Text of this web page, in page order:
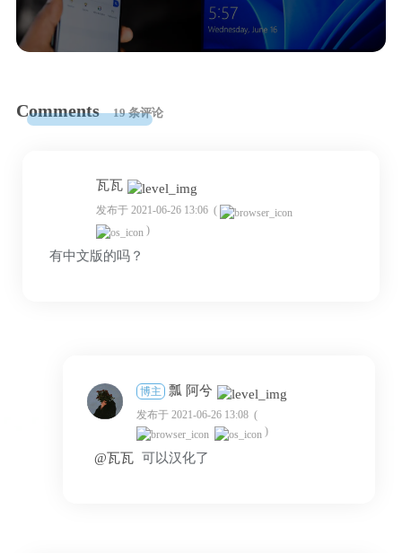
Comments 19 条评论
瓦瓦
发布于 2021-06-26 13:06 (
)
有中文版的吗？
博主 瓢 阿兮
发布于 2021-06-26 13:08 (
)
@瓦瓦 可以汉化了